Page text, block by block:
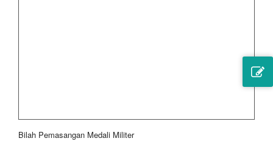
Bilah Pemasangan Medali Militer